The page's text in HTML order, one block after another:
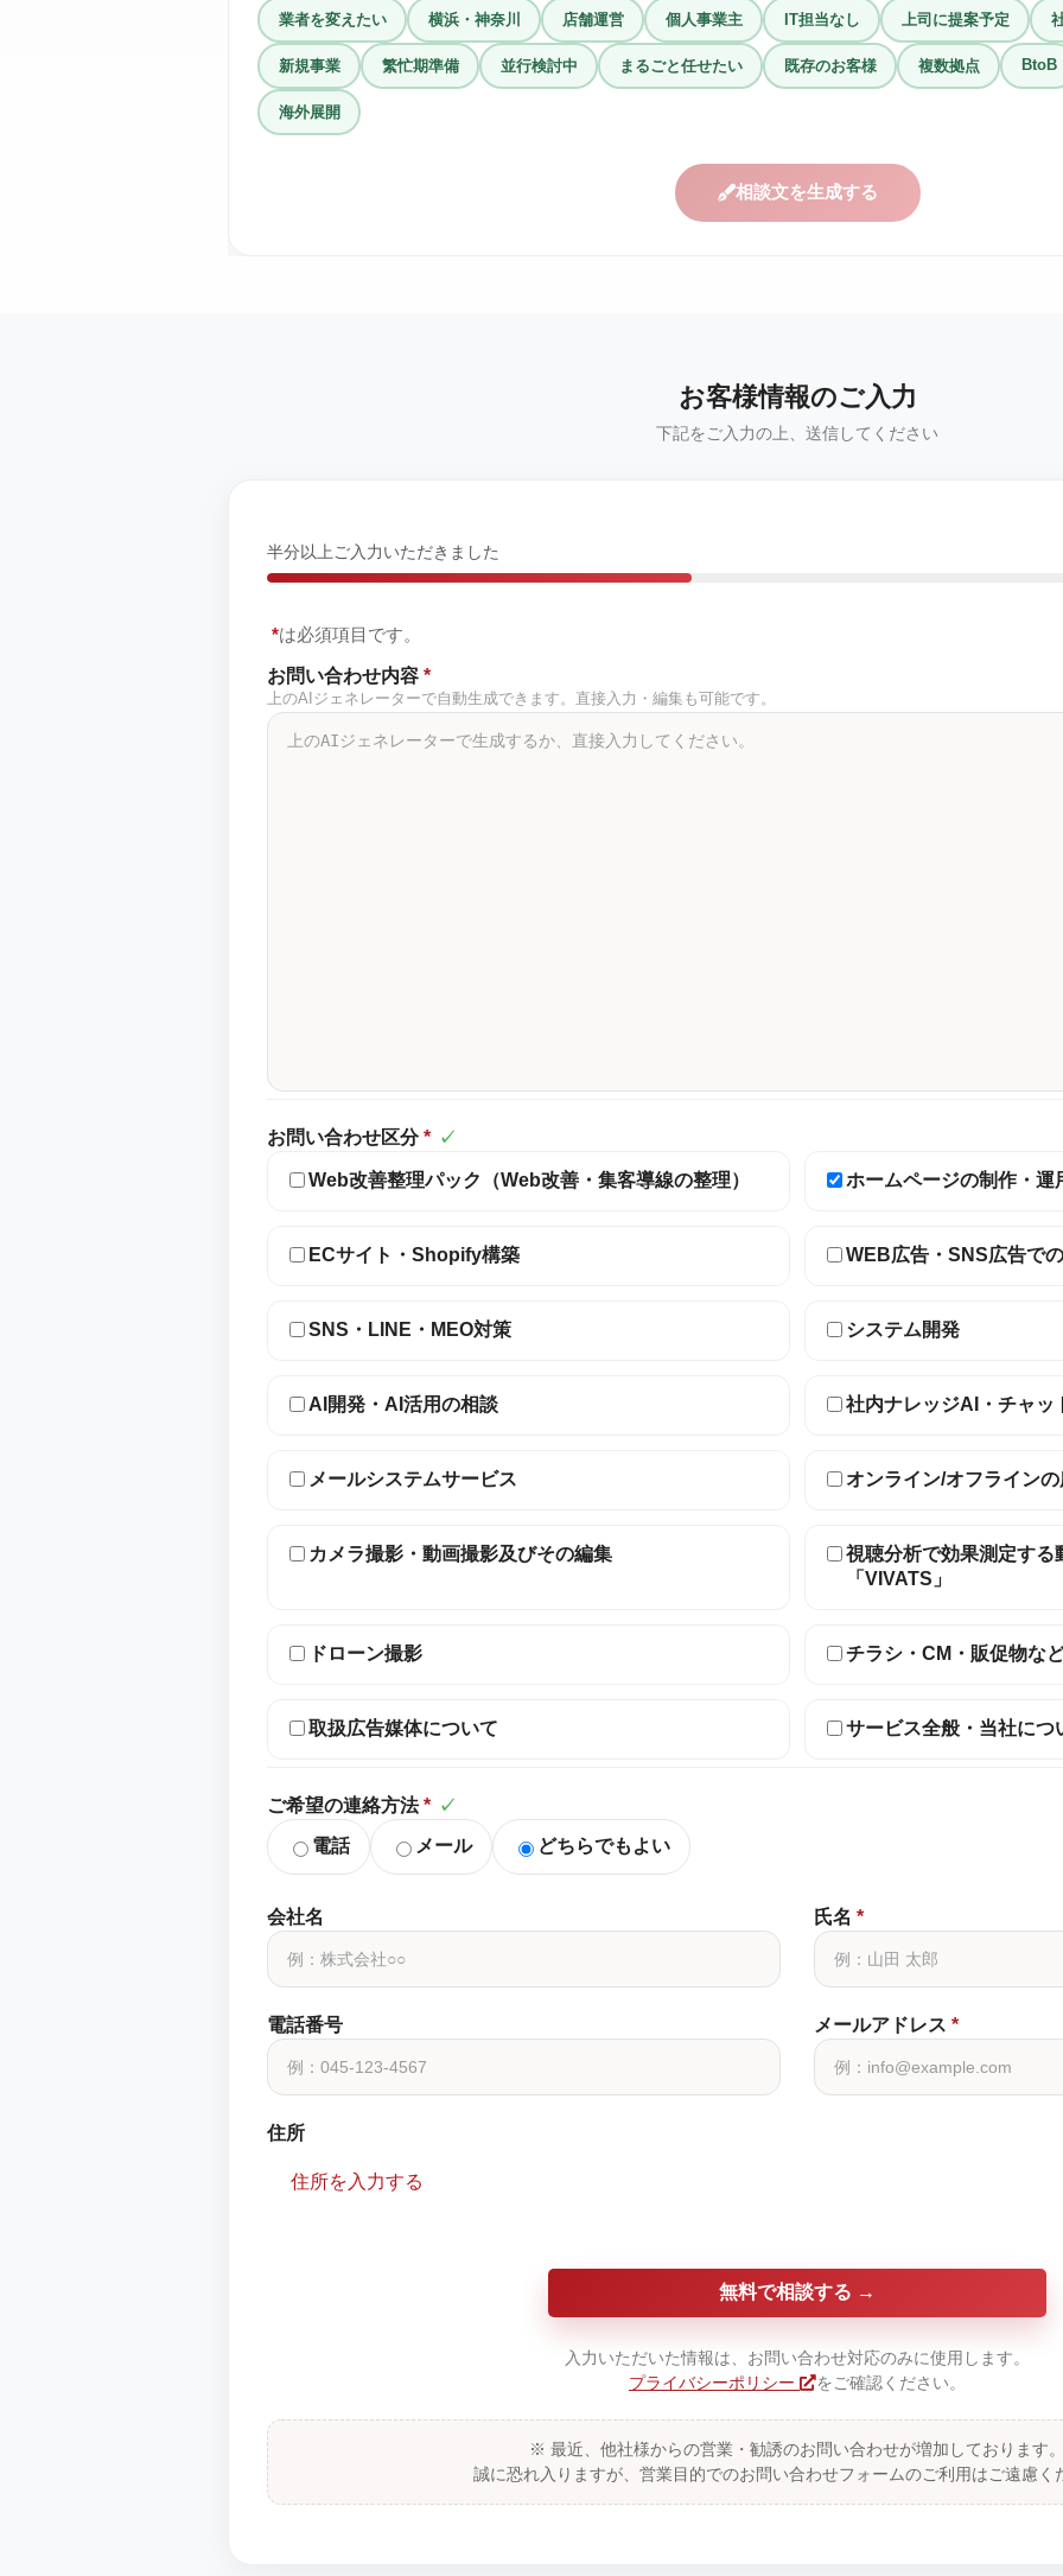
業者を変えたい 横浜・神奈川 店舗運営 個人事業主 IT担当なし 上司に提案予定
新規事業 繁忙期準備 並行検討中 まるごと任せたい 既存のお客様 複数拠点 BtoB
海外展開
相談文を生成する
お客様情報のご入力
下記をご入力の上、送信してください
半分以上ご入力いただきました
*は必須項目です。
お問い合わせ内容 *
上のAIジェネレーターで自動生成できます。直接入力・編集も可能です。
お問い合わせ区分 * ✓
Web改善整理パック（Web改善・集客導線の整理） ホームページの制作・運
ECサイト・Shopify構築 WEB広告・SNS広告で
SNS・LINE・MEO対策 システム開発
AI開発・AI活用の相談 社内ナレッジAI・チャッ
メールシステムサービス オンライン/オフライン
カメラ撮影・動画撮影及びその編集
視聴分析で効果測定する
「VIVATS」
ドローン撮影 チラシ・CM・販促物な
取扱広告媒体について サービス全般・当社につ
ご希望の連絡方法 * ✓
電話 メール どちらでもよい
会社名 氏名 *
電話番号 メールアドレス *
住所
住所を入力する
無料で相談する
入力いただいた情報は、お問い合わせ対応のみに使用します。
プライバシーポリシー
をご確認ください。
※ 最近、他社様からの営業・勧誘のお問い合わせが増加しております
誠に恐れ入りますが、営業目的でのお問い合わせフォームのご利用はご遠慮く